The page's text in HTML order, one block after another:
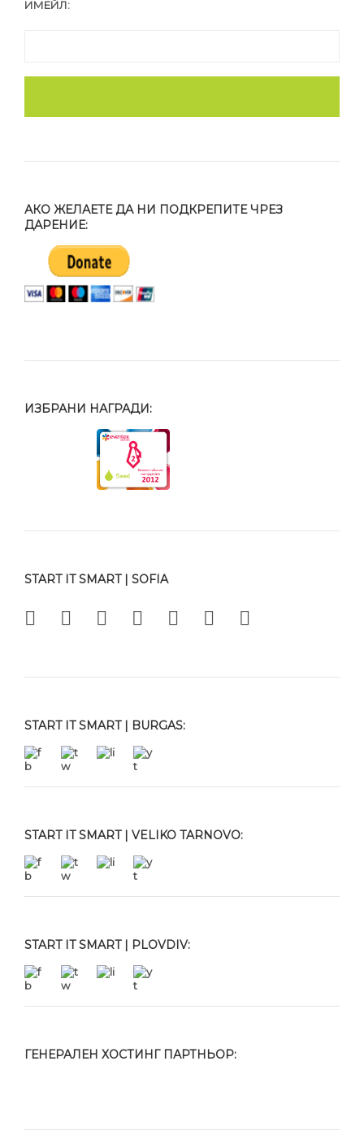
ИМЕЙЛ:
АКО ЖЕЛАЕТЕ ДА НИ ПОДКРЕПИТЕ ЧРЕЗ
ДАРЕНИЕ:
ИЗБРАНИ НАГРАДИ:
START IT SMART | SOFIA
START IT SMART | BURGAS:
START IT SMART | VELIKO TARNOVO:
START IT SMART | PLOVDIV:
ГЕНЕРАЛЕН ХОСТИНГ ПАРТНЬОР: